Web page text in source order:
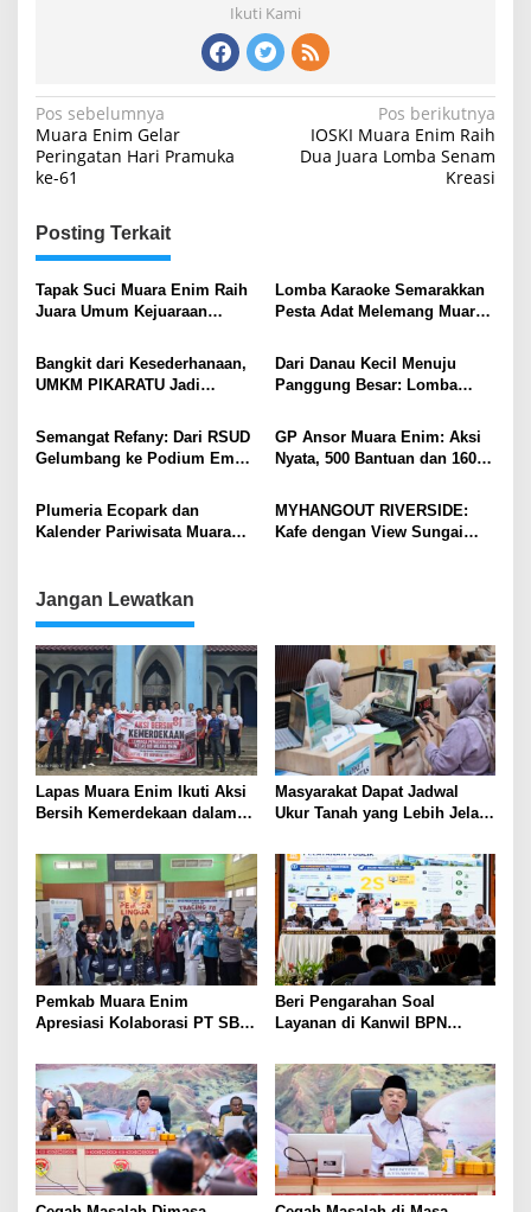
Ikuti Kami
Navigasi
pos
Pos sebelumnya
Muara Enim Gelar
Peringatan Hari Pramuka
ke-61
Pos berikutnya
IOSKI Muara Enim Raih
Dua Juara Lomba Senam
Kreasi
Posting Terkait
Tapak Suci Muara Enim Raih
Juara Umum Kejuaraan
Lomba Karaoke Semarakkan
Pesta Adat Melemang Muara
Bangkit dari Kesederhanaan,
UMKM PIKARATU Jadi
Berkat CSR PT MME
Dari Danau Kecil Menuju
Panggung Besar: Lomba
Nasional
Semangat Refany: Dari RSUD
Gelumbang ke Podium Emas
GP Ansor Muara Enim: Aksi
Nyata, 500 Bantuan dan 160
Plumeria Ecopark dan
Kalender Pariwisata Muara
MYHANGOUT RIVERSIDE:
Kafe dengan View Sungai
Jangan Lewatkan
Lapas Muara Enim Ikuti Aksi
Bersih Kemerdekaan dalam
Indonesia
Masyarakat Dapat Jadwal
Ukur Tanah yang Lebih Jelas
Terjadwal
Pemkab Muara Enim
Apresiasi Kolaborasi PT SBS
Warga Sekitar Tambang
Beri Pengarahan Soal
Layanan di Kanwil BPN
Nusron: Gunakan Sudut
Pandang Masyarakat